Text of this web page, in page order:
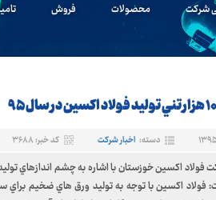
شرکت محصولات فروش
دسته: اخبار شرکت کد خبر: ۳۶۸۸
فولاد اکسين خوزستان با اشاره به چشم اندازهاي
فولاد اکسين با توجه به توليد ورق هاي ضخيم براي